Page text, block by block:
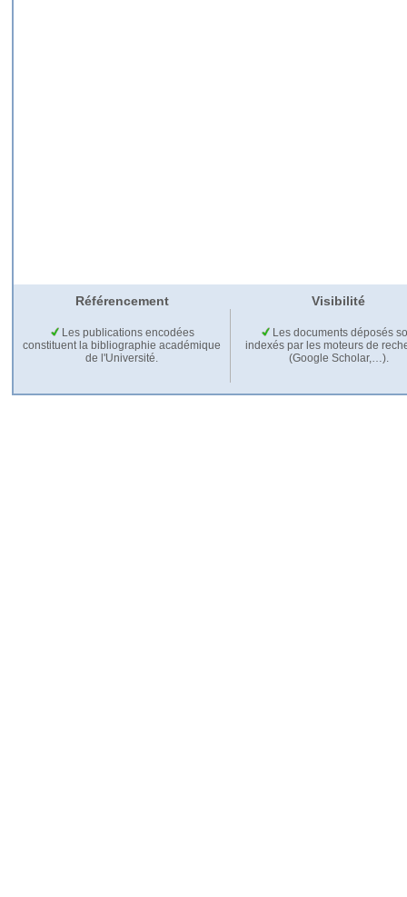
Référencement Visibilité
Les publications encodées
constituent la bibliographie académique
de l'Université.
Les documents déposés
indexés par les moteurs de
(Google Scholar,…).